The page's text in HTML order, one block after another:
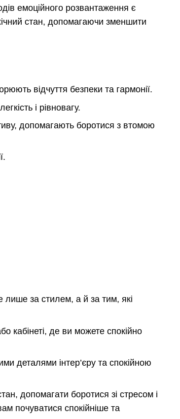
емоційного розвантаження є
стан, допомагаючи зменшити
відчуття безпеки та гармонії.
і рівновагу.
допомагають боротися з втомою
лише за стилем, а й за тим, які
кабінеті, де ви можете спокійно
деталями інтер’єру та спокійною
допомагати боротися зі стресом і
почуватися спокійніше та